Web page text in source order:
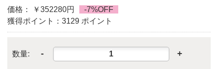
価格： ￥352280円
-7%OFF
獲得ポイント：3129 ポイント
数量: - +